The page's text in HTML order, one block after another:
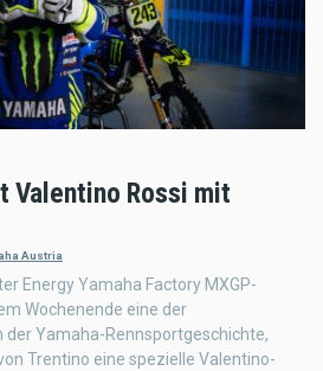
Valentino Rossi mit
Austria
Energy Yamaha Factory MXGP-
Wochenende eine der
der Yamaha-Rennsportgeschichte,
Trentino eine spezielle Valentino-